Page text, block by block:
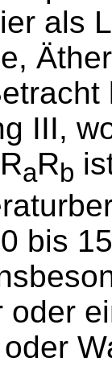
als
III,
aRb
bis
oder